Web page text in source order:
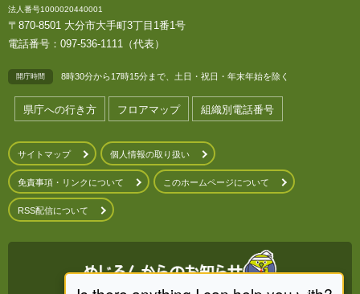
法人番号1000020440001
〒870-8501 大分市大手町3丁目1番1号
電話番号：097-536-1111（代表）
開庁時間 8時30分から17時15分まで、土日・祝日・年末年始を除く
県庁への行き方 フロアマップ 組織別電話番号
サイトマップ 個人情報の取り扱い
免責事項・リンクについて このホームページについて
RSS配信について